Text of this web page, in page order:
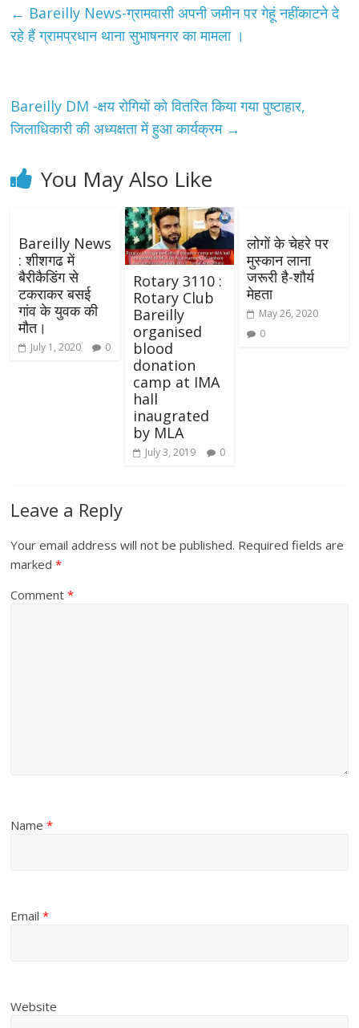
← Bareilly News-ग्रामवासी अपनी जमीन पर गेहूं नहींकाटने दे
रहे हैं ग्रामप्रधान थाना सुभाषनगर का मामला ।
Bareilly DM -क्षय रोगियों को वितरित किया गया पुष्टाहार,
जिलाधिकारी की अध्यक्षता में हुआ कार्यक्रम →
You May Also Like
Bareilly News
: शीशगढ में
बैरीकैडिंग से
टकराकर बसई
गांव के युवक की
मौत।
July 1, 2020 0
Rotary 3110 :
Rotary Club
Bareilly
organised
blood
donation
camp at IMA
hall
inaugrated
by MLA
July 3, 2019 0
लोगों के चेहरे पर
मुस्कान लाना
जरूरी है-शौर्य
मेहता
May 26, 2020
0
Leave a Reply
Your email address will not be published. Required fields are
marked*
Comment*
Name*
Email*
Website